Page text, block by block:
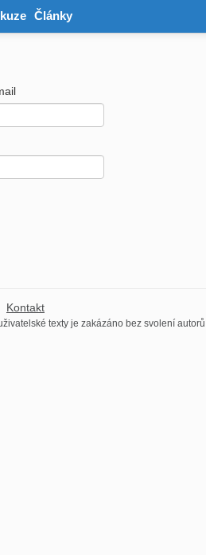
Články
Kontakt
texty je zakázáno bez svolení